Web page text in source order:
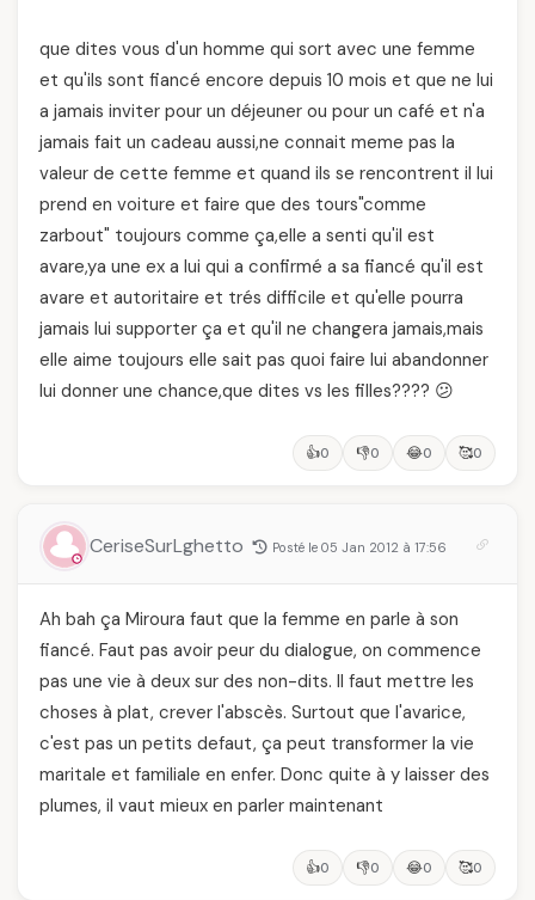
que dites vous d'un homme qui sort avec une femme
et qu'ils sont fiancé encore depuis 10 mois et que ne lui
a jamais inviter pour un déjeuner ou pour un café et n'a
jamais fait un cadeau aussi,ne connait meme pas la
valeur de cette femme et quand ils se rencontrent il lui
prend en voiture et faire que des tours"comme
zarbout" toujours comme ça,elle a senti qu'il est
avare,ya une ex a lui qui a confirmé a sa fiancé qu'il est
avare et autoritaire et trés difficile et qu'elle pourra
jamais lui supporter ça et qu'il ne changera jamais,mais
elle aime toujours elle sait pas quoi faire lui abandonner
lui donner une chance,que dites vs les filles???? 😕
👍0 👎0 😂0 🥰0
CeriseSurLghetto Posté le 05 Jan 2012 à 17:56
Ah bah ça Miroura faut que la femme en parle à son
fiancé. Faut pas avoir peur du dialogue, on commence
pas une vie à deux sur des non-dits. Il faut mettre les
choses à plat, crever l'abscès. Surtout que l'avarice,
c'est pas un petits defaut, ça peut transformer la vie
maritale et familiale en enfer. Donc quite à y laisser des
plumes, il vaut mieux en parler maintenant
👍0 👎0 😂0 🥰0